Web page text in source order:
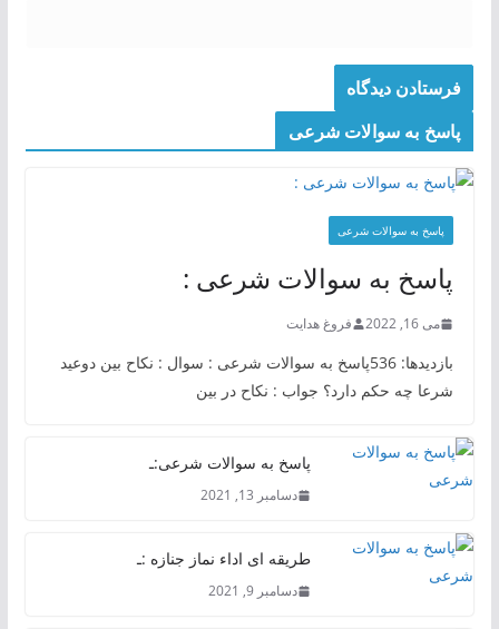
پاسخ به سوالات شرعی
پاسخ به سوالات شرعی
پاسخ به سوالات شرعی :
می 16, 2022 فروغ هدایت
بازدیدها: 536پاسخ به سوالات شرعی : سوال : نکاح بین دوعید
شرعا چه حکم دارد؟ جواب : نکاح در بین
پاسخ به سوالات شرعی:ـ
دسامبر 13, 2021
طریقه ای اداء نماز جنازه :ـ
دسامبر 9, 2021